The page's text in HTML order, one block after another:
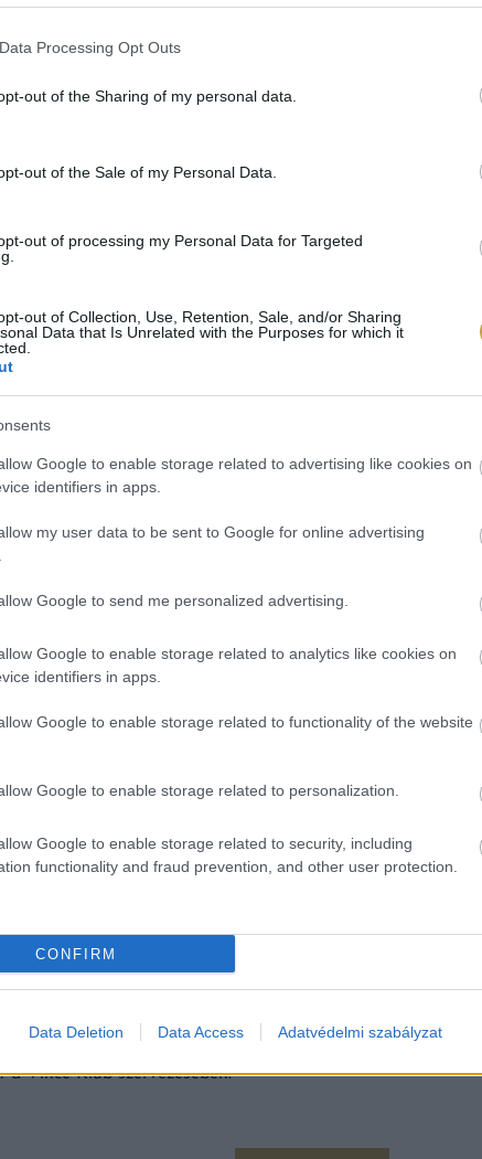
Processing Opt Outs
out of the Sharing of my personal data.
out of the Sale of my Personal Data.
out of processing my Personal Data for Targeted
out of Collection, Use, Retention, Sale, and/or Sharing
Data that Is Unrelated with the Purposes for which it
Google to enable storage related to advertising like cookies on
identifiers in apps.
my user data to be sent to Google for online advertising
Google to send me personalized advertising.
Google to enable storage related to analytics like cookies on
identifiers in apps.
Google to enable storage related to functionality of the website
Google to enable storage related to personalization.
Google to enable storage related to security, including
functionality and fraud prevention, and other user protection.
CONFIRM
Data Deletion Data Access Adatvédelmi szabályzat
ÉS AZ ETYEKI
az Etyek-Budai
a Hernyák Birtokon
Vince Klub szervezésében.
GYÓGYLEVESNEK
Gyomorrontás, influenza vagy